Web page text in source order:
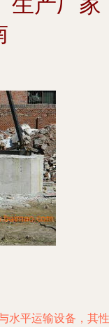
水平运输设备，其性